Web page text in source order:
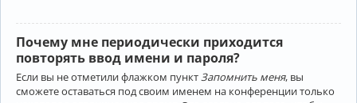
Почему мне периодически приходится
повторять ввод имени и пароля?
Если вы не отметили флажком пунктЗапомнить меня, вы
сможете оставаться под своим именем на конференции только